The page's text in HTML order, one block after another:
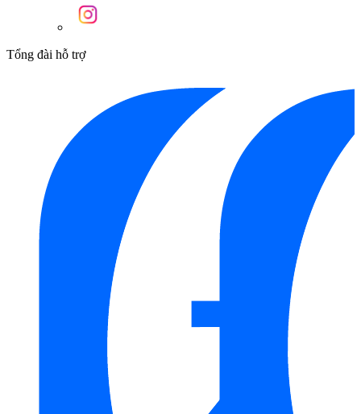
Tổng đài hỗ trợ